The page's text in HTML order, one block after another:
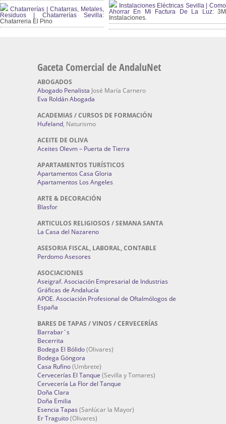
Chatarrerías | Chatarras, Metales,
Residuos | Chatarrerías Sevilla:
Chatarreria El Pino
Instalaciones Eléctricas Sevilla | Como
Ahorrar En Mi Factura De La Luz:3M
Instalaciones.
Gaceta Comercial de AndaluNet
ABOGADOS
Abogado Penalista José María Carnero
Eva Roldán Abogada
ACADEMIAS / CURSOS DE FORMACIÓN
Hufeland, Naturismo
ACEITE DE OLIVA
Aceites Olevm – Puerta de Tierra
APARTAMENTOS TURÍSTICOS
Apartamentos Casa Gloria
Apartamentos Los Angeles
ARTE & DECORACIÓN
Blasfor
ARTICULOS RELIGIOSOS / SEMANA SANTA
La Casa del Nazareno
ASESORIA FISCAL, LABORAL, CONTABLE
Perdomo Asesores
ASOCIACIONES
Aseigraf. Asociación Empresarial de Industrias
Gráficas de Andalucía
APOE. Asociación Profesional de Oftalmólogos de
España
BARES DE TAPAS / VINOS / CERVECERÍAS
Barrabar´s
Becerrita
Bodega El Bólido(Olivares)
Bodega Góngora
Casa Rufino(Umbrete)
Cervecerías El Tanque (Sevilla y Tomares)
Cervecería La Flor del Tanque
Doña Clara
Doña Emilia
Esencia Tapas (Sanlúcar la Mayor)
Er Traguito(Olivares)